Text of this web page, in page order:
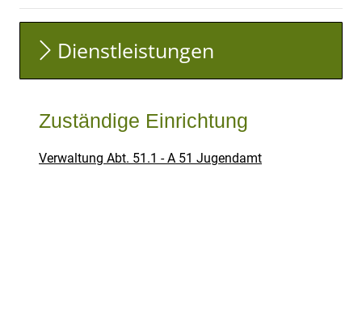
Dienstleistungen
Zuständige Einrichtung
Verwaltung Abt. 51.1 - A 51 Jugendamt